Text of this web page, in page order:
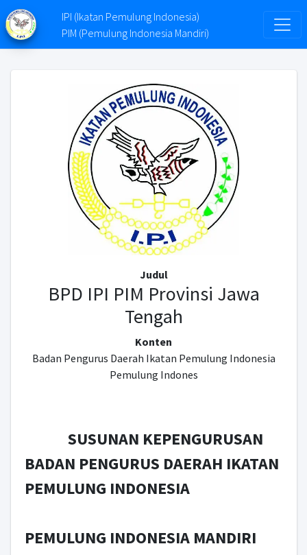
IPI (Ikatan Pemulung Indonesia)
PIM (Pemulung Indonesia Mandiri)
Judul
BPD IPI PIM Provinsi Jawa
Tengah
Konten
Badan Pengurus Daerah Ikatan Pemulung Indonesia
Pemulung Indones
SUSUNAN KEPENGURUSAN
BADAN PENGURUS DAERAH IKATAN
PEMULUNG INDONESIA
PEMULUNG INDONESIA MANDIRI